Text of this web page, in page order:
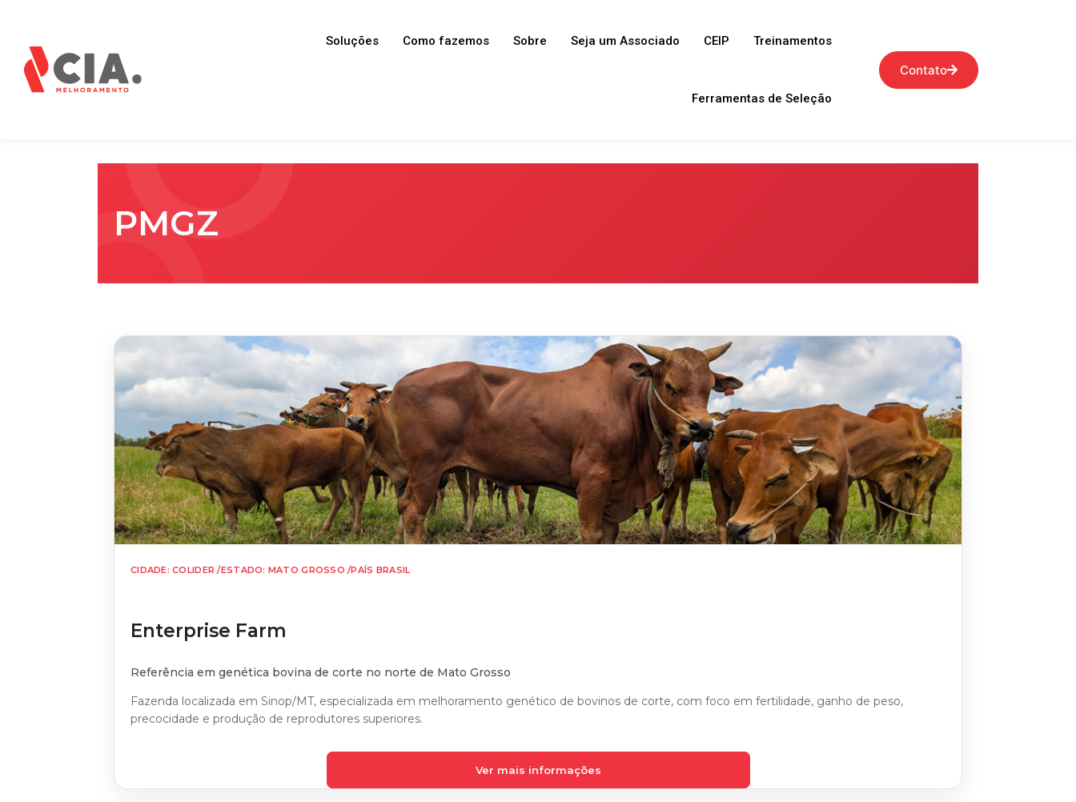
Soluções Como fazemos Sobre Seja um Associado CEIP Treinamentos
Ferramentas de Seleção
Contato
PMGZ
CIDADE: COLIDER /ESTADO: MATO GROSSO /PAÍS BRASIL
Enterprise Farm
Referência em genética bovina de corte no norte de Mato Grosso
Fazenda localizada em Sinop/MT, especializada em melhoramento genético de bovinos de corte, com foco em fertilidade, ganho de peso,
precocidade e produção de reprodutores superiores.
Ver mais informações